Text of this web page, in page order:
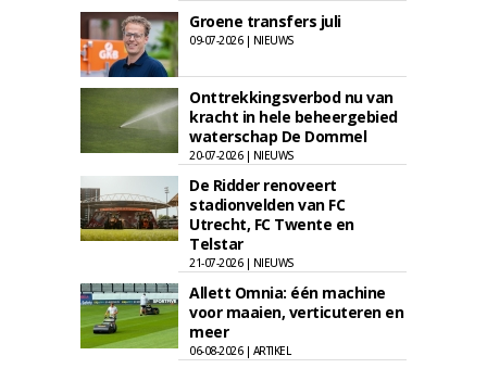
Groene transfers juli
09-07-2026 | NIEUWS
Onttrekkingsverbod nu van
kracht in hele beheergebied
waterschap De Dommel
20-07-2026 | NIEUWS
De Ridder renoveert
stadionvelden van FC
Utrecht, FC Twente en
Telstar
21-07-2026 | NIEUWS
Allett Omnia: één machine
voor maaien, verticuteren en
meer
06-08-2026 | ARTIKEL